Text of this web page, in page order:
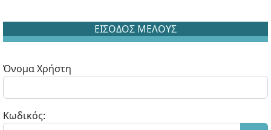
ΕΙΣΟΔΟΣ ΜΕΛΟΥΣ
Όνομα Χρήστη
Κωδικός: